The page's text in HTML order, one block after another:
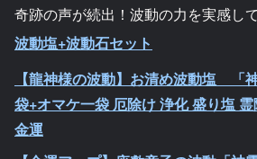
奇跡の声が続出！波動の力を実感し
波動塩+波動石セット
【龍神様の波動】お清め波動塩 「
袋+オマケ一袋 厄除け 浄化 盛り塩
金運